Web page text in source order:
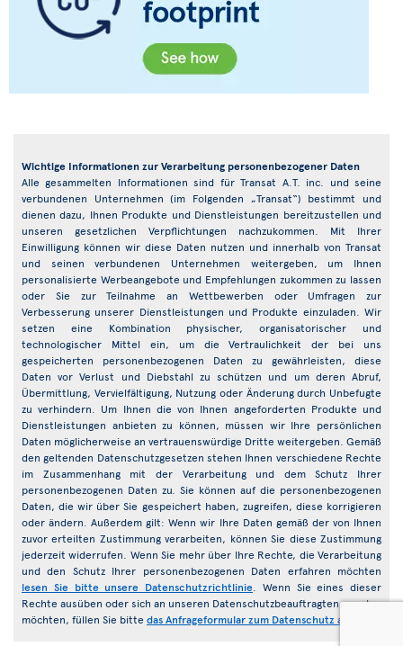
Wichtige Informationen zur Verarbeitung personenbezogener Daten
Alle gesammelten Informationen sind für Transat A.T. inc. und seine
verbundenen Unternehmen (im Folgenden „Transat“) bestimmt und
dienen dazu, Ihnen Produkte und Dienstleistungen bereitzustellen und
unseren gesetzlichen Verpflichtungen nachzukommen. Mit Ihrer
Einwilligung können wir diese Daten nutzen und innerhalb von Transat
und seinen verbundenen Unternehmen weitergeben, um Ihnen
personalisierte Werbeangebote und Empfehlungen zukommen zu lassen
oder Sie zur Teilnahme an Wettbewerben oder Umfragen zur
Verbesserung unserer Dienstleistungen und Produkte einzuladen. Wir
setzen eine Kombination physischer, organisatorischer und
technologischer Mittel ein, um die Vertraulichkeit der bei uns
gespeicherten personenbezogenen Daten zu gewährleisten, diese
Daten vor Verlust und Diebstahl zu schützen und um deren Abruf,
Übermittlung, Vervielfältigung, Nutzung oder Änderung durch Unbefugte
zu verhindern. Um Ihnen die von Ihnen angeforderten Produkte und
Dienstleistungen anbieten zu können, müssen wir Ihre persönlichen
Daten möglicherweise an vertrauenswürdige Dritte weitergeben. Gemäß
den geltenden Datenschutzgesetzen stehen Ihnen verschiedene Rechte
im Zusammenhang mit der Verarbeitung und dem Schutz Ihrer
personenbezogenen Daten zu. Sie können auf die personenbezogenen
Daten, die wir über Sie gespeichert haben, zugreifen, diese korrigieren
oder ändern. Außerdem gilt: Wenn wir Ihre Daten gemäß der von Ihnen
zuvor erteilten Zustimmung verarbeiten, können Sie diese Zustimmung
jederzeit widerrufen. Wenn Sie mehr über Ihre Rechte, die Verarbeitung
und den Schutz Ihrer personenbezogenen Daten erfahren möchten
lesen Sie bitte unsere Datenschutzrichtlinie . Wenn Sie eines dieser
Rechte ausüben oder sich an unseren Datenschutzbeauftragten wenden
möchten, füllen Sie bitte das Anfrageformular zum Datenschutz aus